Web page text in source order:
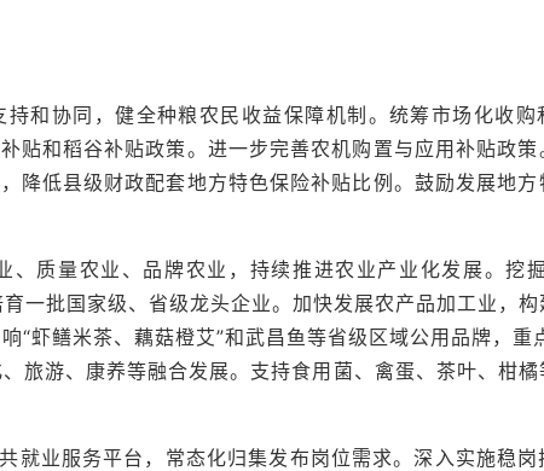
和协同，健全种粮农民收益保障机制。统筹市场化收购
贴和稻谷补贴政策。进一步完善农机购置与应用补贴政策
低县级财政配套地方特色保险补贴比例。鼓励发展地方
、质量农业、品牌农业，持续推进农业产业化发展。挖
一批国家级、省级龙头企业。加快发展农产品加工业，
“虾鳝米茶、藕菇橙艾”和武昌鱼等省级区域公用品牌，重
旅游、康养等融合发展。支持食用菌、禽蛋、茶叶、柑橘
就业服务平台，常态化归集发布岗位需求。深入实施稳